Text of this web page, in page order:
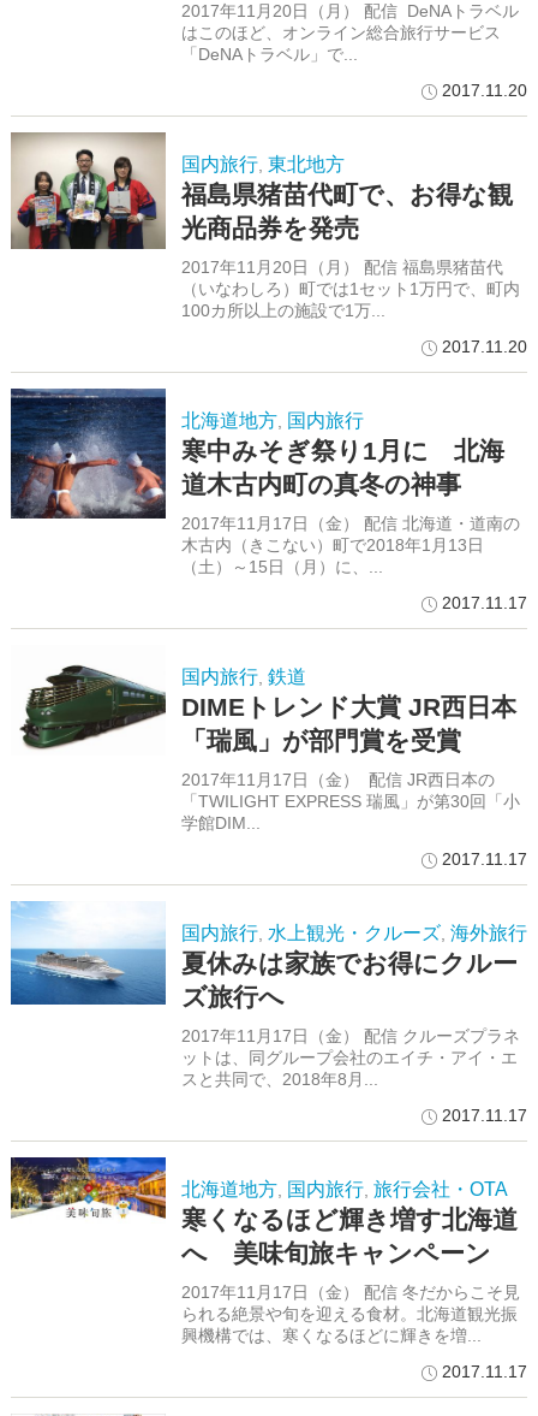
2017年11月20日（月） 配信 DeNAトラベル
はこのほど、オンライン総合旅行サービス
「DeNAトラベル」で...
2017.11.20
国内旅行, 東北地方
福島県猪苗代町で、お得な観
光商品券を発売
2017年11月20日（月） 配信 福島県猪苗代
（いなわしろ）町では1セット1万円で、町内
100カ所以上の施設で1万...
2017.11.20
北海道地方, 国内旅行
寒中みそぎ祭り1月に 北海
道木古内町の真冬の神事
2017年11月17日（金） 配信 北海道・道南の
木古内（きこない）町で2018年1月13日
（土）～15日（月）に、...
2017.11.17
国内旅行, 鉄道
DIMEトレンド大賞 JR西日本
「瑞風」が部門賞を受賞
2017年11月17日（金） 配信 JR西日本の
「TWILIGHT EXPRESS 瑞風」が第30回「小
学館DIM...
2017.11.17
国内旅行, 水上観光・クルーズ, 海外旅行
夏休みは家族でお得にクルー
ズ旅行へ
2017年11月17日（金） 配信 クルーズプラネ
ットは、同グループ会社のエイチ・アイ・エ
スと共同で、2018年8月...
2017.11.17
北海道地方, 国内旅行, 旅行会社・OTA
寒くなるほど輝き増す北海道
へ 美味旬旅キャンペーン
2017年11月17日（金） 配信 冬だからこそ見
られる絶景や旬を迎える食材。北海道観光振
興機構では、寒くなるほどに輝きを増...
2017.11.17